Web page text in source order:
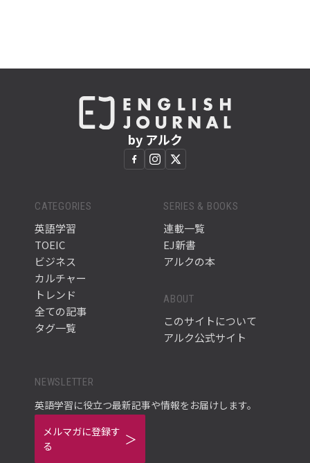
by アルク
CATEGORIES
英語学習
TOEIC
ビジネス
カルチャー
トレンド
全ての記事
タグ一覧
SERIES & BOOKS
連載一覧
EJ新書
アルクの本
ABOUT
このサイトについて
アルク公式サイト
NEWSLETTER
英語学習に役立つ最新記事や情報をお届けします。
メルマガに登録す
る